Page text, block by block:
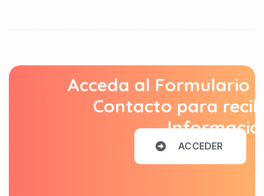
Acceda al Formulario
Contacto para
ACCEDER